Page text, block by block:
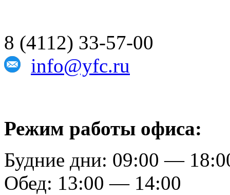
8 (4112) 33-57-00
info@yfc.ru
Режим работы офиса:
Будние дни: 09:00 —
Обед: 13:00 — 14:00